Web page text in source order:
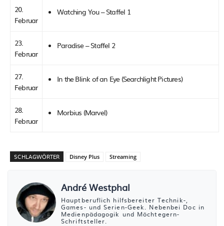
20.
Februar
Watching You – Staffel 1
23.
Februar
Paradise – Staffel 2
27.
Februar
In the Blink of an Eye (Searchlight Pictures)
28.
Februar
Morbius (Marvel)
SCHLAGWÖRTER Disney Plus Streaming
André Westphal
Hauptberuflich hilfsbereiter Technik-,
Games- und Serien-Geek. Nebenbei Doc in
Medienpädagogik und Möchtegern-
Schriftsteller.